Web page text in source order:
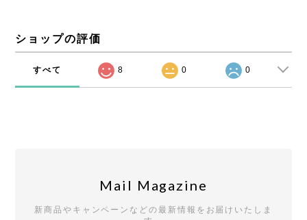
ショップの評価
すべて 8 0 0
Mail Magazine
新商品やキャンペーンなどの最新情報をお届けいたしま